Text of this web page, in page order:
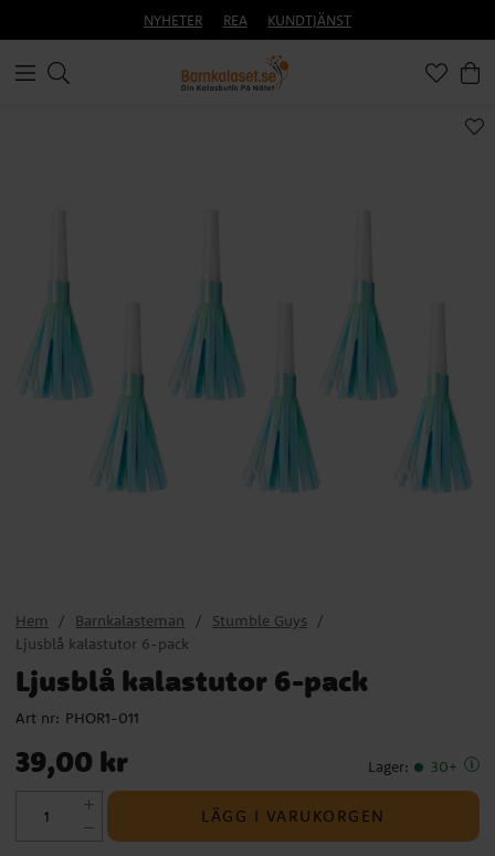
NYHETER REA KUNDTJÄNST
Hem Barnkalasteman
Stumble Guys
Ljusblå kalastutor 6-pack
Ljusblå kalastutor 6-pack
Art nr: PHOR1-011
Pris: 39,00 kr
39,00 kr Lager: 30+
LÄGG I VARUKORGEN